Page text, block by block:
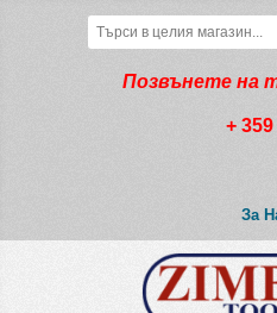
Позвънете на
+
За